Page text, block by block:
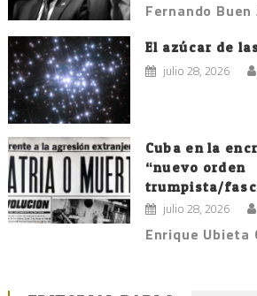
Fernando
El azúcar de
julio 28, 2026
Cuba en la
“nuevo orden
trumpista/
julio 28, 2026
Enrique Ubieta